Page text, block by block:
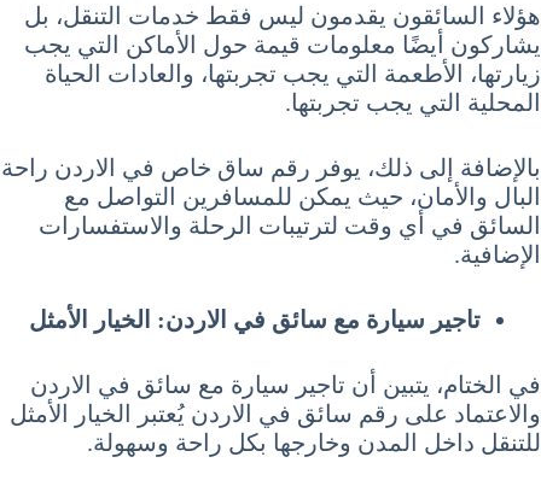
هؤلاء السائقون يقدمون ليس فقط خدمات التنقل، بل
يشاركون أيضًا معلومات قيمة حول الأماكن التي يجب
زيارتها، الأطعمة التي يجب تجربتها، والعادات الحياة
المحلية التي يجب تجربتها.
بالإضافة إلى ذلك، يوفر رقم ساق خاص في الاردن راحة
البال والأمان، حيث يمكن للمسافرين التواصل مع
السائق في أي وقت لترتيبات الرحلة والاستفسارات
الإضافية.
تاجير سيارة مع سائق في الاردن: الخيار الأمثل
في الختام، يتبين أن تاجير سيارة مع سائق في الاردن
والاعتماد على رقم سائق في الاردن يُعتبر الخيار الأمثل
للتنقل داخل المدن وخارجها بكل راحة وسهولة.